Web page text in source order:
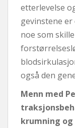
etterlevelse
gevinstene
noe som
også den
Menn med
krumning og